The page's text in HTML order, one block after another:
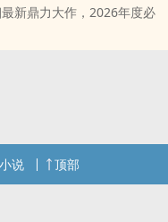
新鼎力大作，2026年度必
说 顶部